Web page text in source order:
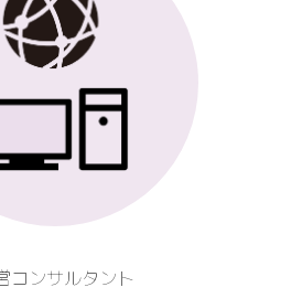
コンサルタント